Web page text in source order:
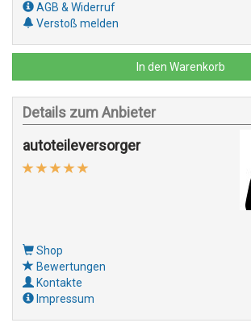
AGB & Widerruf
Verstoß melden
In den Warenkorb
Details zum Anbieter
autoteileversorger
Shop
Bewertungen
Kontakte
Impressum